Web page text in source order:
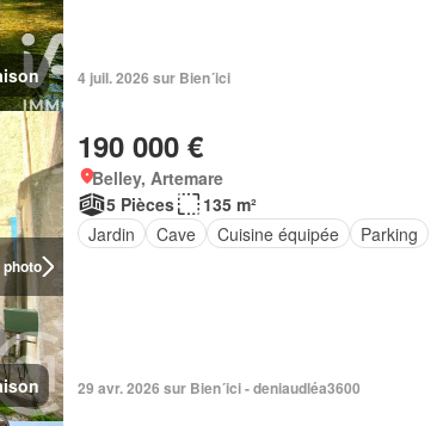
4 juil. 2026 sur Bien´ici
photo
190 000 €
Belley, Artemare
5 Pièces
135 m²
Jardin
Cave Cuisine équipée Parking
29 avr. 2026 sur Bien´ici - deniaudléa3600